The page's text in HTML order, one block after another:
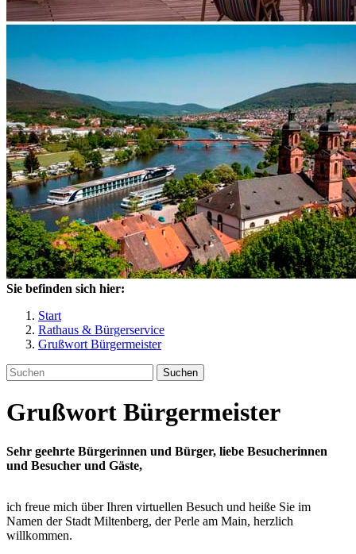
Sie befinden sich hier:
Start
Rathaus & Bürgerservice
Grußwort Bürgermeister
Suchen
Grußwort Bürgermeister
Sehr geehrte Bürgerinnen und Bürger, liebe Besucherinnen
und Besucher und Gäste,
ich freue mich über Ihren virtuellen Besuch und heiße Sie im
Namen der Stadt Miltenberg, der Perle am Main, herzlich
willkommen.